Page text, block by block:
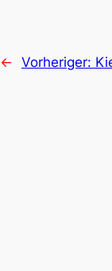
← Vorheriger: